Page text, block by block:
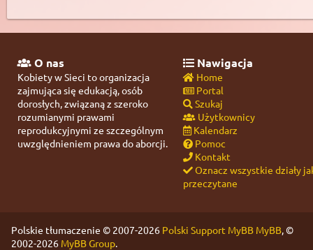
O nas
Kobiety w Sieci to organizacja
zajmująca się edukacją, osób
dorosłych, związaną z szeroko
rozumianymi prawami
reprodukcyjnymi ze szczególnym
uwzględnieniem prawa do aborcji.
Nawigacja
Home
Portal
Szukaj
Użytkownicy
Kalendarz
Pomoc
Kontakt
Oznacz wszystkie działy
przeczytane
Polskie tłumaczenie © 2007-2026 Polski Support MyBB MyBB, ©
2002-2026 MyBB Group.